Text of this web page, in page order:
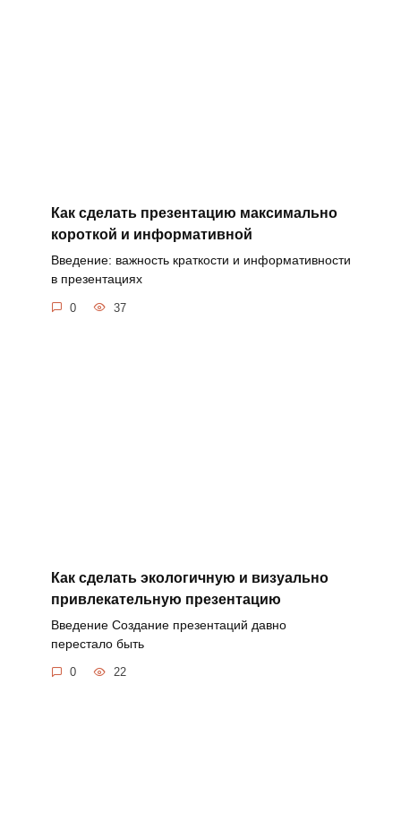
Как сделать презентацию максимально
короткой и информативной
Введение: важность краткости и информативности
в презентациях
0 37
Как сделать экологичную и визуально
привлекательную презентацию
Введение Создание презентаций давно
перестало быть
0 22